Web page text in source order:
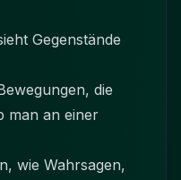
Gegenstände
die
man an einer
wie Wahrsagen,